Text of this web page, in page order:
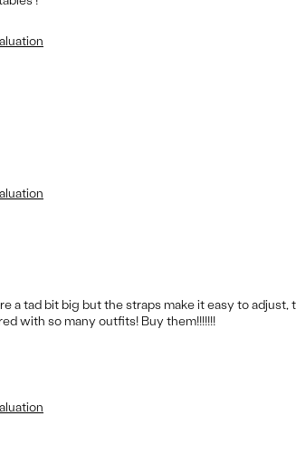
a tad bit big but the straps make it easy to
with so many outfits! Buy them!!!!!!!